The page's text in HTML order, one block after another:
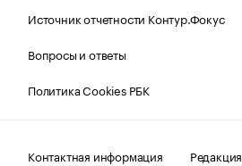
Источник отчетности Контур.Фокус
Вопросы и ответы
Политика Cookies РБК
Контактная информация
Редакция